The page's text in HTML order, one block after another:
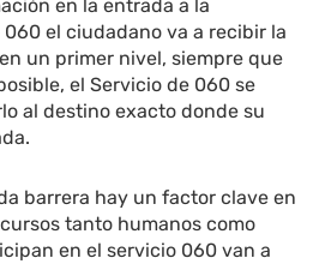
en la entrada a la
el ciudadano va a recibir la
un primer nivel, siempre que
el Servicio de 060 se
al destino exacto donde su
barrera hay un factor clave en
tanto humanos como
en el servicio 060 van a